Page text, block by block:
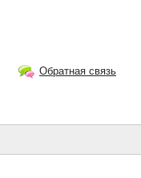
Обратная связь